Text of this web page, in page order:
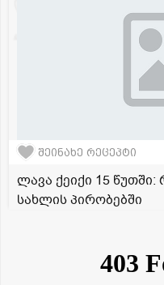
შეინახე რეცეპტი
ლავა ქეიქი 15
სახლის პირობებში